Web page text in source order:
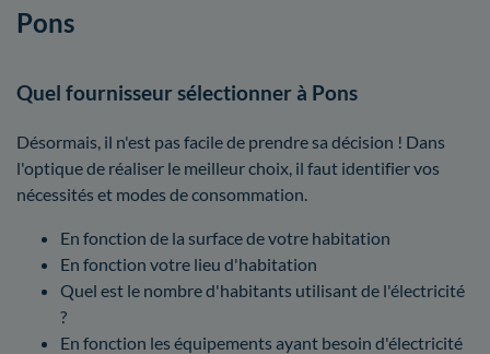
Pons
Quel fournisseur sélectionner à Pons
Désormais, il n'est pas facile de prendre sa décision ! Dans
l'optique de réaliser le meilleur choix, il faut identifier vos
nécessités et modes de consommation.
En fonction de la surface de votre habitation
En fonction votre lieu d'habitation
Quel est le nombre d'habitants utilisant de l'électricité
?
En fonction les équipements ayant besoin d'électricité